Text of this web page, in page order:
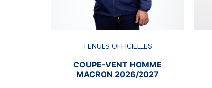
TENUES OFFICIELLES
COUPE-VENT HOMME
MACRON 2026/2027